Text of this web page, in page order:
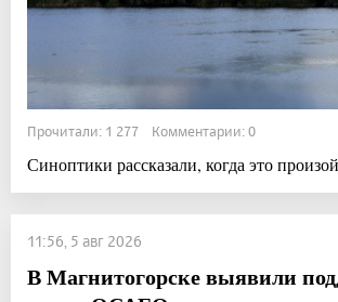
Прочитали: 1 277 Комментарии: 0
Синоптики рассказали, когда это
11:56, 5 авг 2026
В Магнитогорске выявили